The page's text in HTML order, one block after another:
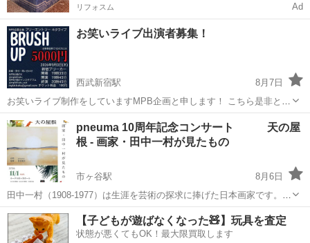
リフォスム Ad
お笑いライブ出演者募集！
西武新宿駅
8月7日
お笑いライブ制作をしていますMPB企画と申します！ こちら是非と
も！ フリーエントリーネタライブ 『BRUSH UP』 日程 2026年9月3
日(木) 会場 新宿ブリーカー 開場 19時35分 開演 19時45分 終
東京 新宿区 西武新宿駅 コンサート/ショー
お笑いライブ
pneuma 10周年記念コンサート 天の屋
根 - 画家・田中一村が見たもの
市ヶ谷駅
8月6日
田中一村（1908-1977）は生涯を芸術の探求に捧げた日本画家です。栃
木県に生まれ、南画家としてキャリアをスタートさせました。18歳で
東京美術学校に入学しますが、2ヶ月で中退。以降、中央画壇とは一線
を画し、独自の日本画を探...
東京 新宿区 市ヶ谷駅 コンサート/ショー キャリア
【子どもが遊ばなくなった🧸】玩具を査定
状態が悪くてもOK！最大限買取します